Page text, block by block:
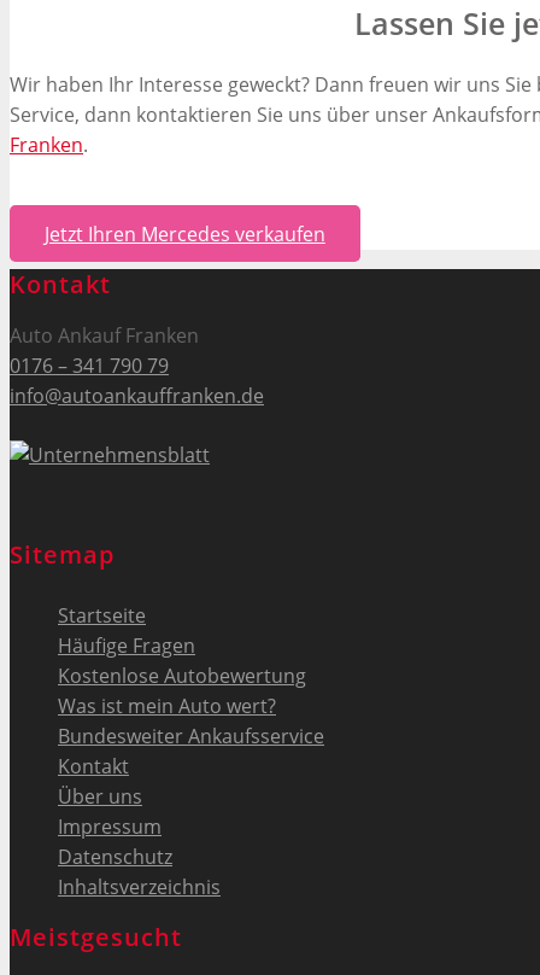
Lassen Sie
Wir haben Ihr Interesse geweckt? Dann freuen wir uns
Service, dann kontaktieren Sie uns über unser
Franken.
Jetzt Ihren Mercedes verkaufen
Kontakt
Auto Ankauf Franken
0176 – 341 790 79
info@autoankauffranken.de
Sitemap
Startseite
Häufige Fragen
Kostenlose Autobewertung
Was ist mein Auto wert?
Bundesweiter Ankaufsservice
Kontakt
Über uns
Impressum
Datenschutz
Inhaltsverzeichnis
Meistgesucht